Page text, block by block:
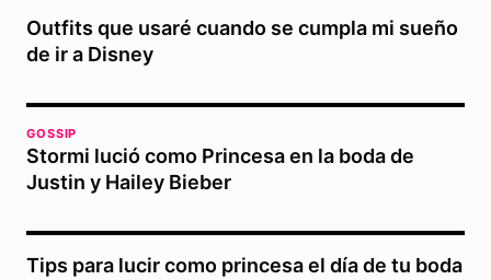
Outfits que usaré cuando se cumpla mi sueño
de ir a Disney
GOSSIP
Stormi lució como Princesa en la boda de
Justin y Hailey Bieber
Tips para lucir como princesa el día de tu boda